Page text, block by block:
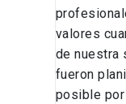
valores
de nuestra
fueron
posible por